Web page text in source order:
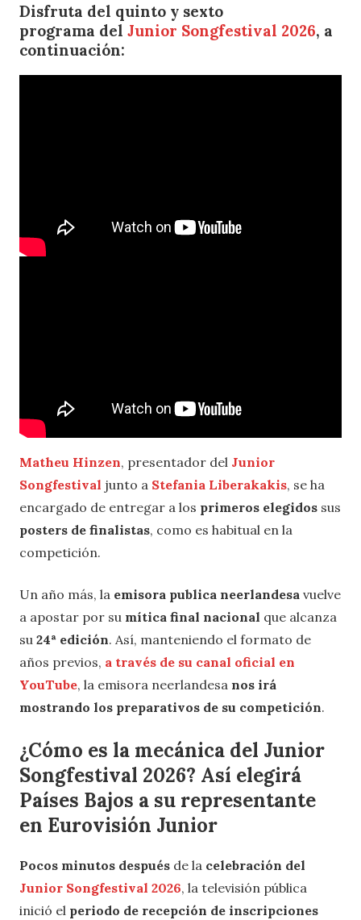
Disfruta del quinto y sexto
programa del Junior Songfestival 2026, a
continuación:
Matheu Hinzen, presentador del Junior
Songfestival junto a Stefania Liberakakis, se ha
encargado de entregar a los primeros elegidos sus
posters de finalistas, como es habitual en la
competición.
Un año más, la emisora publica neerlandesa vuelve
a apostar por su mítica final nacional que alcanza
su 24ª edición. Así, manteniendo el formato de
años previos, a través de su canal oficial en
YouTube, la emisora neerlandesa nos irá
mostrando los preparativos de su competición.
¿Cómo es la mecánica del Junior
Songfestival 2026? Así elegirá
Países Bajos a su representante
en Eurovisión Junior
Pocos minutos después de la celebración del
Junior Songfestival 2026, la televisión pública
inició el periodo de recepción de inscripciones